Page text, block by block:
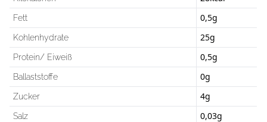
Fett 0,5g
Kohlenhydrate 25g
Protein/ Eiweiß 0,5g
Ballaststoffe 0g
Zucker 4g
Salz 0,03g